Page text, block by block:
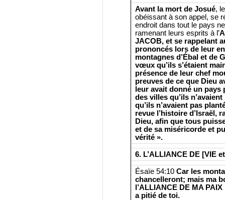
Avant la mort de Josué,
obéissant à son appel, se
endroit dans tout le pays
ramenant leurs esprits à l’
JACOB, et se rappelant
prononcés lors de leur
montagnes d’Ébal et de
vœux qu’ils s’étaient
présence de leur chef
preuves de ce que Dieu
leur avait donné un pays
des villes qu’ils
qu’ils n’avaient pas
revue l’histoire d’Israël,
Dieu, afin que tous
et de sa miséricorde et
vérité ».
6. L’ALLIANCE DE [VIE
Ésaïe 54:10 Car les
chancelleront; mais ma
l’ALLIANCE DE MA
a pitié de toi.